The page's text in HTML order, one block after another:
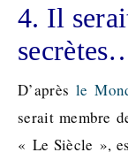
4. Il
D’après le
serait membre
« Le Siècle »,